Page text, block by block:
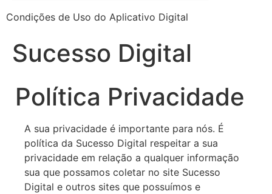
Condições de Uso do Aplicativo Digital
Sucesso Digital
Política Privacidade
A sua privacidade é importante para nós. É
política da Sucesso Digital respeitar a sua
privacidade em relação a qualquer informação
sua que possamos coletar no site Sucesso
Digital e outros sites que possuímos e